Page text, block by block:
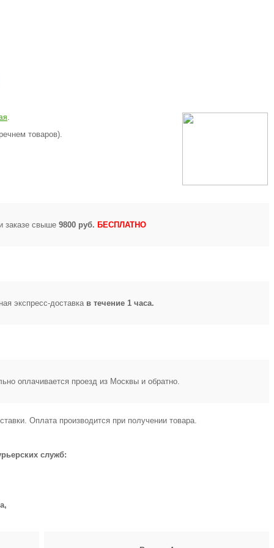
.
товаров).
заказе свыше 9800 руб. БЕСПЛАТНО
экспресс-доставка в течение 1 часа.
оплачивается проезд из Москвы и обратно.
Оплата производится при получении товара.
служб: